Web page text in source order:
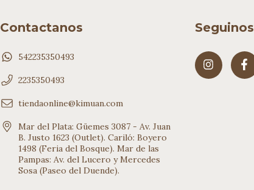
Contactanos
542235350493
2235350493
tiendaonline@kimuan.com
Mar del Plata: Güemes 3087 - Av. Juan
B. Justo 1623 (Outlet). Cariló: Boyero
1498 (Feria del Bosque). Mar de las
Pampas: Av. del Lucero y Mercedes
Sosa (Paseo del Duende).
Seguinos